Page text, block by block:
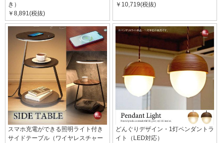
き）
￥8,891(税抜)
￥10,719(税抜)
スマホ充電ができる照明ライト付き
サイドテーブル（ワイヤレスチャー
どんぐりデザイン・1灯ペンダントラ
イト（LED対応）